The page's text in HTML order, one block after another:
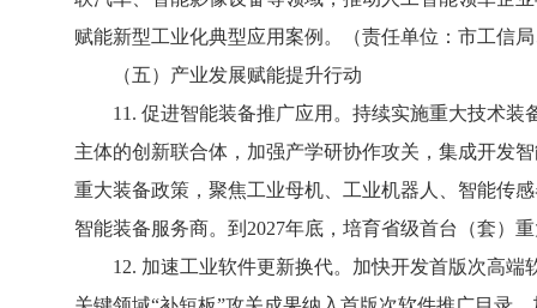
赋能新型工业化典型应用案例。（责任单位：市工信
（五）产业发展赋能提升行动
11. 促进智能装备推广应用。持续实施重大技术装
主体的创新联合体，加强产学研协作攻关，集成开发
重大装备政策，聚焦工业母机、工业机器人、智能传
智能装备服务商。到2027年底，培育省级首台（套）
12. 加速工业软件更新换代。加快开发首版次高端